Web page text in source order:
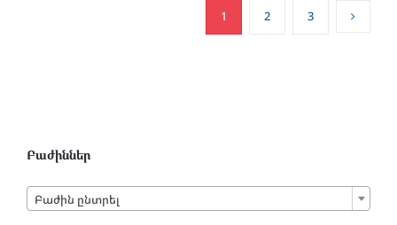
1 2 3
Բաժիններ
Բաժին ընտրել